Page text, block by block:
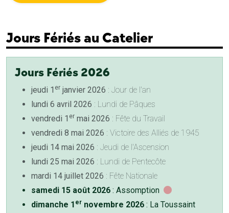
Jours Fériés au Catelier
Jours Fériés 2026
jeudi 1 er janvier 2026 : Jour de l'an
lundi 6 avril 2026 : Lundi de Pâques
vendredi 1 er mai 2026 : Fête du Travail
vendredi 8 mai 2026 : Victoire des Alliés de 1945
jeudi 14 mai 2026 : Jeudi de l'Ascension
lundi 25 mai 2026 : Lundi de Pentecôte
mardi 14 juillet 2026 : Fête Nationale
samedi 15 août 2026 : Assomption
dimanche 1 er novembre 2026 : La Toussaint